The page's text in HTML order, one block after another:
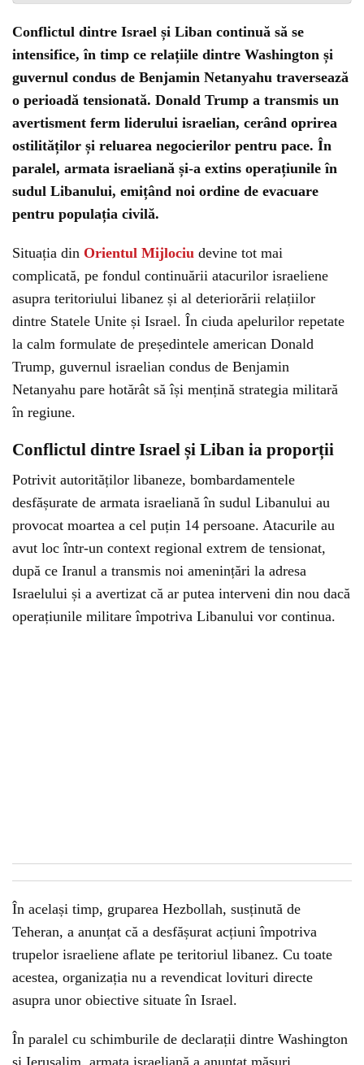
Conflictul dintre Israel și Liban continuă să se
intensifice, în timp ce relațiile dintre Washington și
guvernul condus de Benjamin Netanyahu traversează
o perioadă tensionată. Donald Trump a transmis un
avertisment ferm liderului israelian, cerând oprirea
ostilităților și reluarea negocierilor pentru pace. În
paralel, armata israeliană și-a extins operațiunile în
sudul Libanului, emițând noi ordine de evacuare
pentru populația civilă.
Situația din Orientul Mijlociu devine tot mai
complicată, pe fondul continuării atacurilor israeliene
asupra teritoriului libanez și al deteriorării relațiilor
dintre Statele Unite și Israel. În ciuda apelurilor repetate
la calm formulate de președintele american Donald
Trump, guvernul israelian condus de Benjamin
Netanyahu pare hotărât să își mențină strategia militară
în regiune.
Conflictul dintre Israel și Liban ia proporții
Potrivit autorităților libaneze, bombardamentele
desfășurate de armata israeliană în sudul Libanului au
provocat moartea a cel puțin 14 persoane. Atacurile au
avut loc într-un context regional extrem de tensionat,
după ce Iranul a transmis noi amenințări la adresa
Israelului și a avertizat că ar putea interveni din nou dacă
operațiunile militare împotriva Libanului vor continua.
În același timp, gruparea Hezbollah, susținută de
Teheran, a anunțat că a desfășurat acțiuni împotriva
trupelor israeliene aflate pe teritoriul libanez. Cu toate
acestea, organizația nu a revendicat lovituri directe
asupra unor obiective situate în Israel.
În paralel cu schimburile de declarații dintre Washington
și Ierusalim, armata israeliană a anunțat măsuri